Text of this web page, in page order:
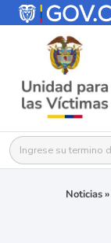
Buscar:
Noticias»